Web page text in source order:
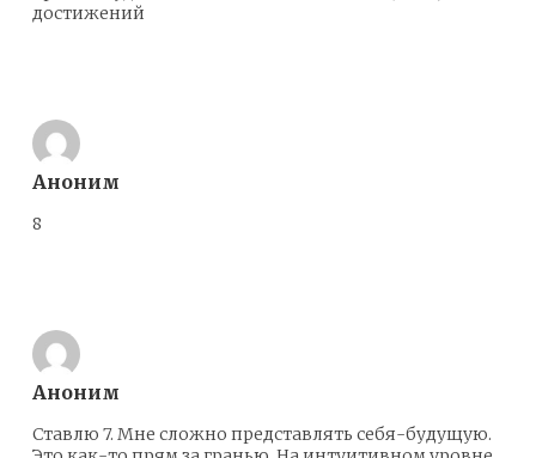
достижений
Аноним
8
Аноним
Ставлю 7. Мне сложно представлять себя-будущую.